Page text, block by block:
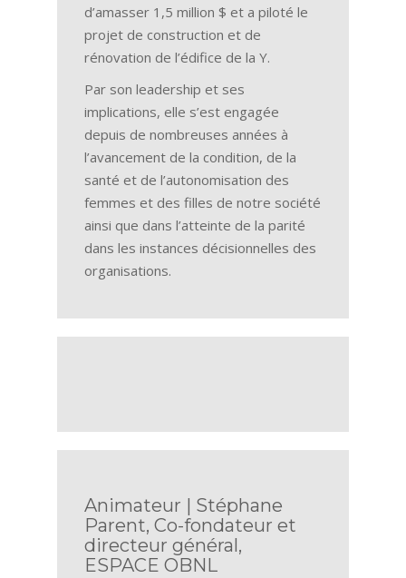
d’amasser 1,5 million $ et a piloté le
projet de construction et de
rénovation de l’édifice de la Y.
Par son leadership et ses
implications, elle s’est engagée
depuis de nombreuses années à
l’avancement de la condition, de la
santé et de l’autonomisation des
femmes et des filles de notre société
ainsi que dans l’atteinte de la parité
dans les instances décisionnelles des
organisations.
Animateur | Stéphane
Parent, Co-fondateur et
directeur général,
ESPACE OBNL